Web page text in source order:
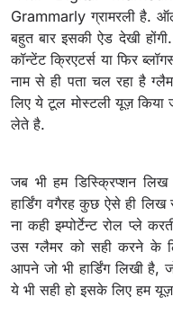
Grammarly ग्रामरली है.
बहुत बार इसकी ऐड देखी होंगी.
कॉन्टेंट क्रिएटर्स या फिर
नाम से ही पता चल रहा है
लिए ये टूल मोस्टली यूज़
लेते है.
जब भी हम डिस्क्रिप्शन
हार्डिंग वगैरह कुछ ऐसे ही
ना कही इम्पोर्टेन्ट रोल प्ले
उस ग्लैमर को सही करने के
आपने जो भी हार्डिंग लिखी है,
ये भी सही हो इसके लिए हम